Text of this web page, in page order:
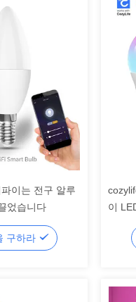
이는 전구 알루
었습니다
구하라
이
LED